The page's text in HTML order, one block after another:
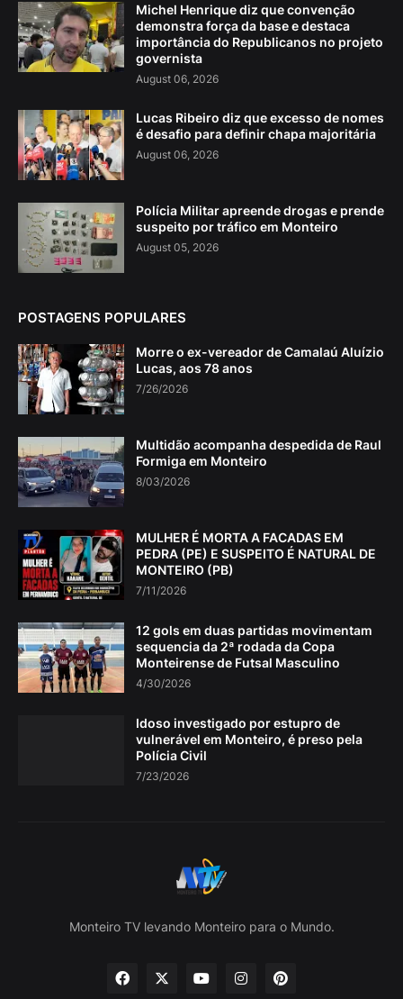
Michel Henrique diz que convenção
demonstra força da base e destaca
importância do Republicanos no projeto
governista
August 06, 2026
Lucas Ribeiro diz que excesso de nomes
é desafio para definir chapa majoritária
August 06, 2026
Polícia Militar apreende drogas e prende
suspeito por tráfico em Monteiro
August 05, 2026
POSTAGENS POPULARES
Morre o ex-vereador de Camalaú Aluízio
Lucas, aos 78 anos
7/26/2026
Multidão acompanha despedida de Raul
Formiga em Monteiro
8/03/2026
MULHER É MORTA A FACADAS EM
PEDRA (PE) E SUSPEITO É NATURAL DE
MONTEIRO (PB)
7/11/2026
12 gols em duas partidas movimentam
sequencia da 2ª rodada da Copa
Monteirense de Futsal Masculino
4/30/2026
Idoso investigado por estupro de
vulnerável em Monteiro, é preso pela
Polícia Civil
7/23/2026
Monteiro TV levando Monteiro para o Mundo.